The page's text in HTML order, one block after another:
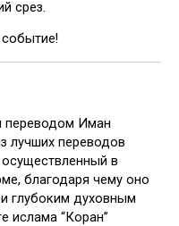
срез.
переводом Иман
лучших переводов
в
благодаря чему оно
глубоким духовным
ислама “Коран”